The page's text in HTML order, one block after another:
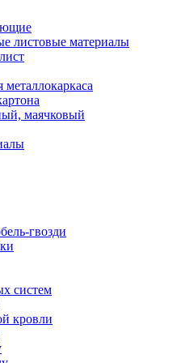
листовые материалы
маячковый
гвозди
систем
кровли